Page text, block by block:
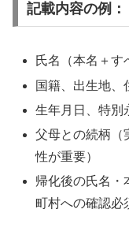
記載内容の例：
氏名（本名＋す
国籍、出生地、
生年月日、特別
父母との続柄（
性が重要）
帰化後の氏名・
町村への確認必